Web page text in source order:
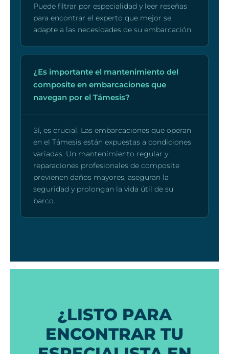
Puede filtrar por especialidad y leer reseñas
para encontrar el experto que mejor se
adapte a las necesidades de su embarcación.
¿Es importante el mantenimiento del
composite en embarcaciones que
navegan por el Támesis?
Sí, es crucial. Las embarcaciones que operan
en el Támesis están expuestas a condiciones
variadas. Un mantenimiento regular y
reparaciones profesionales de composite
previenen daños mayores, aseguran la
seguridad y prolongan la vida útil de su
barco.
¿LISTO PARA
ENCONTRAR TU